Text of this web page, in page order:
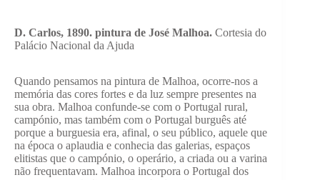
D. Carlos, 1890. pintura de José Malhoa. Cortesia do
Palácio Nacional da Ajuda
Quando pensamos na pintura de Malhoa, ocorre-nos a
memória das cores fortes e da luz sempre presentes na
sua obra. Malhoa confunde-se com o Portugal rural,
campónio, mas também com o Portugal burguês até
porque a burguesia era, afinal, o seu público, aquele que
na época o aplaudia e conhecia das galerias, espaços
elitistas que o campónio, o operário, a criada ou a varina
não frequentavam. Malhoa incorpora o Portugal dos